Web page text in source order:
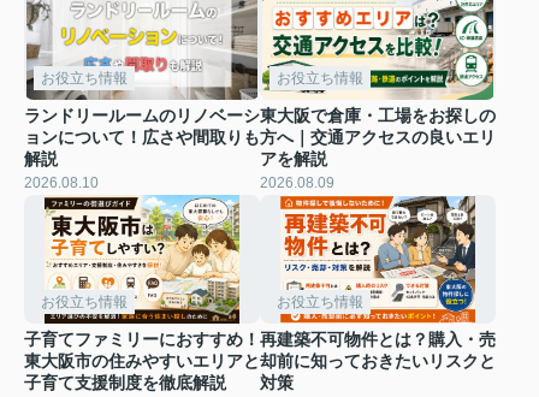
お役立ち情報
ランドリールームのリノベーシ
ョンについて！広さや間取りも
解説
2026.08.10
お役立ち情報
東大阪で倉庫・工場をお探しの
方へ｜交通アクセスの良いエリ
アを解説
2026.08.09
お役立ち情報
子育てファミリーにおすすめ！
東大阪市の住みやすいエリアと
子育て支援制度を徹底解説
お役立ち情報
再建築不可物件とは？購入・売
却前に知っておきたいリスクと
対策